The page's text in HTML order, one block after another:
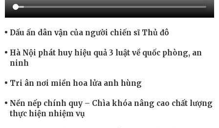
Dấu ấn dân vận của người chiến sĩ Thủ đô
Hà Nội phát huy hiệu quả 3 luật về quốc phòng, an
ninh
Tri ân nơi miền hoa lửa anh hùng
Nền nếp chính quy – Chìa khóa nâng cao chất lượng
thực hiện nhiệm vụ